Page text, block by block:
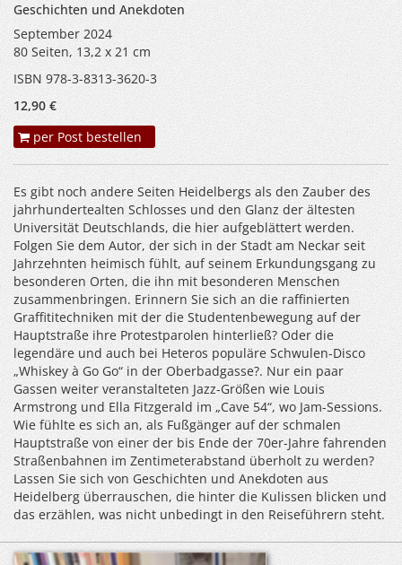
Geschichten und Anekdoten
September 2024
80 Seiten, 13,2 x 21 cm
ISBN 978-3-8313-3620-3
12,90 €
per Post bestellen
Es gibt noch andere Seiten Heidelbergs als den Zauber des
jahrhundertealten Schlosses und den Glanz der ältesten
Universität Deutschlands, die hier aufgeblättert werden.
Folgen Sie dem Autor, der sich in der Stadt am Neckar seit
Jahrzehnten heimisch fühlt, auf seinem Erkundungsgang zu
besonderen Orten, die ihn mit besonderen Menschen
zusammenbringen. Erinnern Sie sich an die raffinierten
Graffititechniken mit der die Studentenbewegung auf der
Hauptstraße ihre Protestparolen hinterließ? Oder die
legendäre und auch bei Heteros populäre Schwulen-Disco
„Whiskey à Go Go“ in der Oberbadgasse?. Nur ein paar
Gassen weiter veranstalteten Jazz-Größen wie Louis
Armstrong und Ella Fitzgerald im „Cave 54“, wo Jam-Sessions.
Wie fühlte es sich an, als Fußgänger auf der schmalen
Hauptstraße von einer der bis Ende der 70er-Jahre fahrenden
Straßenbahnen im Zentimeterabstand überholt zu werden?
Lassen Sie sich von Geschichten und Anekdoten aus
Heidelberg überrauschen, die hinter die Kulissen blicken und
das erzählen, was nicht unbedingt in den Reiseführern steht.